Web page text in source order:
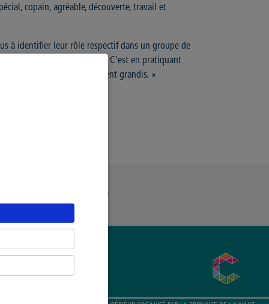
copain, agréable, découverte, travail et
à identifier leur rôle respectif dans un groupe de
découvrant leur potentiel. « C'est en pratiquant
fières d'eux car ils en sortent grandis. »
Générale de Confidentialité